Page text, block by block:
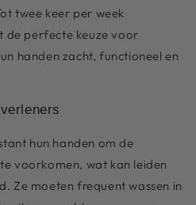
twee keer per week
de perfecte keuze voor
handen zacht, functioneel en
hun handen om de
voorkomen, wat kan leiden
Ze moeten frequent wassen in